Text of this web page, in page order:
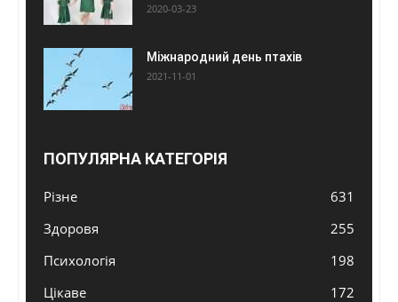
2020-03-23
Міжнародний день птахів
2021-11-01
ПОПУЛЯРНА КАТЕГОРІЯ
Різне
631
Здоровя
255
Психологія
198
Цікаве
172